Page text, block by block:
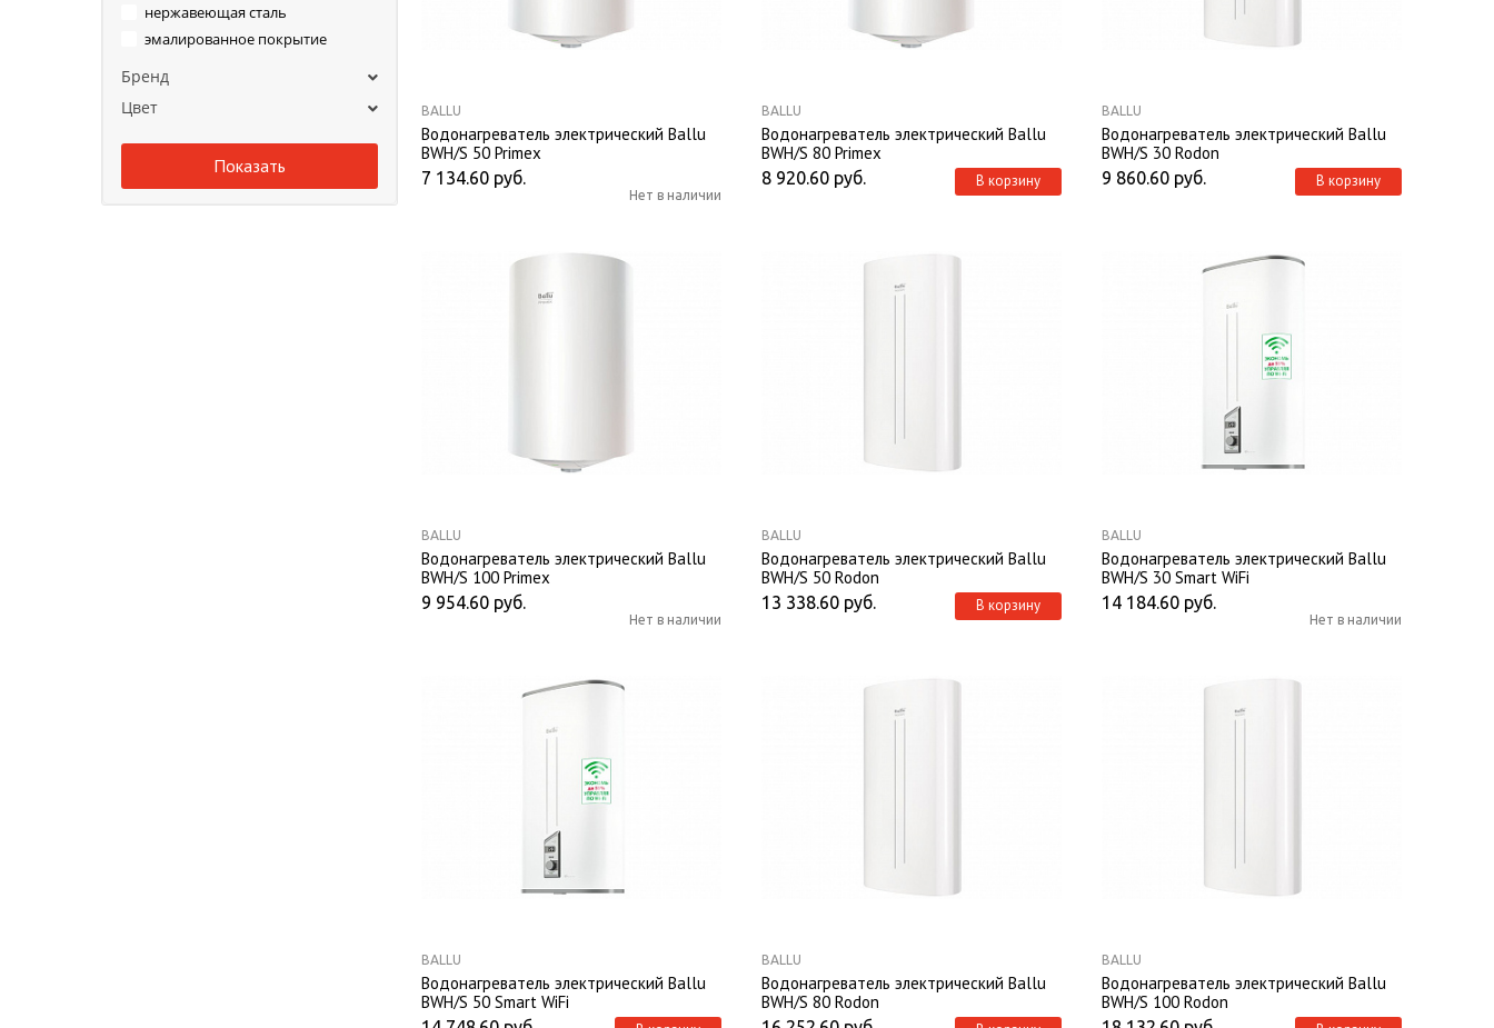
нержавеющая сталь
эмалированное покрытие
Бренд
Цвет
BALLU
Водонагреватель электрический Ballu
BWH/S 50 Primex
7 134.60 руб.
Нет в наличии
BALLU
Водонагреватель электрический Ballu
BWH/S 80 Primex
8 920.60 руб. В корзину
BALLU
Водонагреватель электрический Ballu
BWH/S 30 Rodon
9 860.60 руб. В корзину
BALLU
Водонагреватель электрический Ballu
BWH/S 100 Primex
9 954.60 руб.
Нет в наличии
BALLU
Водонагреватель электрический Ballu
BWH/S 50 Rodon
13 338.60 руб. В корзину
BALLU
Водонагреватель электрический Ballu
BWH/S 30 Smart WiFi
14 184.60 руб.
Нет в наличии
BALLU
Водонагреватель электрический Ballu
BWH/S 50 Smart WiFi
BALLU
Водонагреватель электрический Ballu
BWH/S 80 Rodon
BALLU
Водонагреватель электрический Ballu
BWH/S 100 Rodon